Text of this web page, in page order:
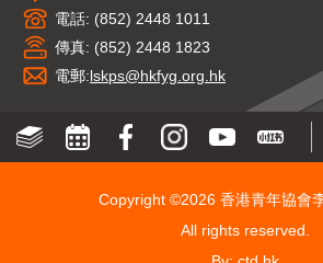
電話: (852) 2448 1011
傳真: (852) 2448 1823
電郵:lskps@hkfyg.org.hk
Copyright ©2026 香港青年協會
All rights reserved.